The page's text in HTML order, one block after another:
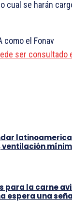
cual se harán
como el Fonav
ser consultado
para la carne
espera una